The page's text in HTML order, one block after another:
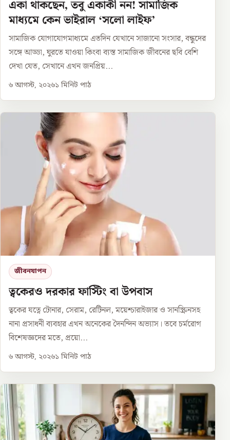
একা থাকছেন, তবু একাকী নন! সামাজিক
মাধ্যমে কেন ভাইরাল ‘সলো লাইফ’
সামাজিক যোগাযোগমাধ্যমে এতদিন যেখানে সাজানো সংসার, বন্ধুদের
সঙ্গে আড্ডা, ঘুরতে যাওয়া কিংবা ব্যস্ত সামাজিক জীবনের ছবি বেশি
দেখা যেত, সেখানে এখন জনপ্রিয়...
৬ আগস্ট, ২০২৬১ মিনিট পাঠ
জীবনযাপন
ত্বকেরও দরকার ফাস্টিং বা উপবাস
ত্বকের যত্নে টোনার, সেরাম, রেটিনল, ময়েশ্চারাইজার ও সানস্ক্রিনসহ
নানা প্রসাধনী ব্যবহার এখন অনেকের দৈনন্দিন অভ্যাস। তবে চর্মরোগ
বিশেষজ্ঞদের মতে, প্রয়ো...
৬ আগস্ট, ২০২৬১ মিনিট পাঠ